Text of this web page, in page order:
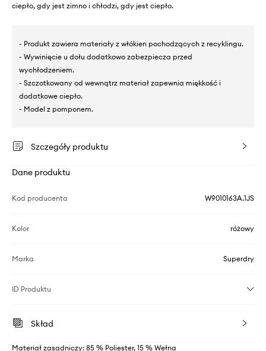
ciepło, gdy jest zimno i chłodzi, gdy jest ciepło.
- Produkt zawiera materiały z włókien pochodzących z recyklingu.
- Wywinięcie u dołu dodatkowo zabezpiecza przed
wychłodzeniem.
- Szczotkowany od wewnątrz materiał zapewnia miękkość i
dodatkowe ciepło.
- Model z pomponem.
Szczegóły produktu
Dane produktu
Kod producenta W9010163A.1JS
Kolor różowy
Marka Superdry
ID Produktu
Skład
Materiał zasadniczy: 85 % Poliester, 15 % Wełna